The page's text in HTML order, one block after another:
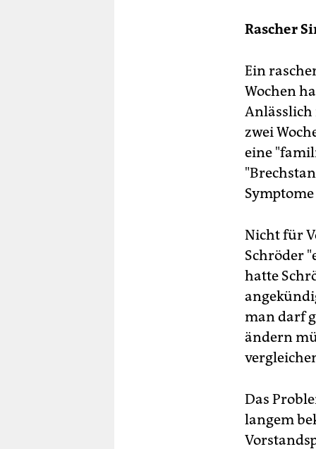
Rascher
Ein
Wochen
Anlässlich
zwei
eine
Nicht für
Schröder
hatte
man darf
ändern
Das
langem